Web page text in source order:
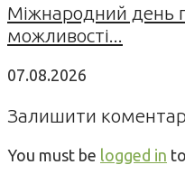
Міжнародний день
можливості...
07.08.2026
Залишити
You must be logged in